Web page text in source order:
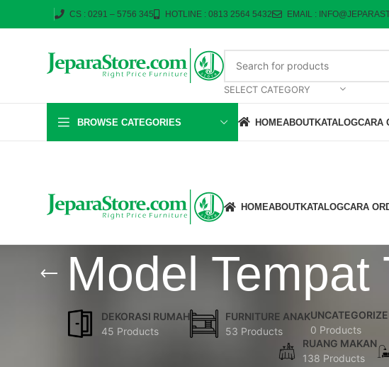
CS : 0291 – 5756 345 HOTLINE : 0813 2564 5432 EMAIL :
SELECT CATEGORY
BROWSE CATEGORIES HOMEABOUTKATALOGCARA
HOMEABOUTKATALOGCARA
Model
DEKORASI RUMAH
45 Products
FURNITURE ANAK
53 Products
0 Products
RUANG MAKAN
138 Products